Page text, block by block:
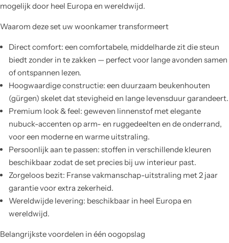
mogelijk door heel Europa en wereldwijd.
Waarom deze set uw woonkamer transformeert
Direct comfort: een comfortabele, middelharde zit die steun
biedt zonder in te zakken — perfect voor lange avonden samen
of ontspannen lezen.
Hoogwaardige constructie: een duurzaam beukenhouten
(gürgen) skelet dat stevigheid en lange levensduur garandeert.
Premium look & feel: geweven linnenstof met elegante
nubuck-accenten op arm- en ruggedeelten en de onderrand,
voor een moderne en warme uitstraling.
Persoonlijk aan te passen: stoffen in verschillende kleuren
beschikbaar zodat de set precies bij uw interieur past.
Zorgeloos bezit: Franse vakmanschap-uitstraling met 2 jaar
garantie voor extra zekerheid.
Wereldwijde levering: beschikbaar in heel Europa en
wereldwijd.
Belangrijkste voordelen in één oogopslag